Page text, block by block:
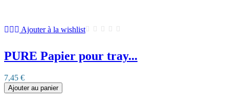
Ajouter à la wishlist
PURE Papier pour tray...
7,45 €
Ajouter au panier